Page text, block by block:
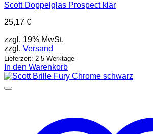
Scott Doppelglas Prospect klar
25,17 €
zzgl. 19% MwSt.
zzgl. Versand
Lieferzeit: 2-5 Werktage
In den Warenkorb